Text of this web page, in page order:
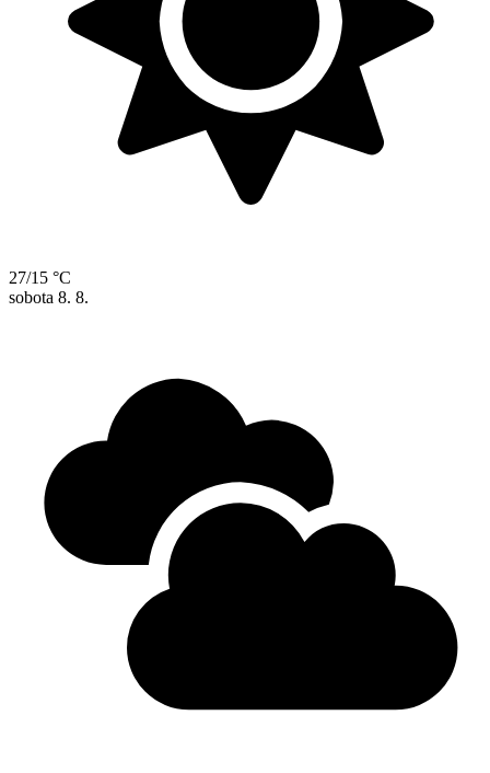
27/15 °C
sobota 8. 8.